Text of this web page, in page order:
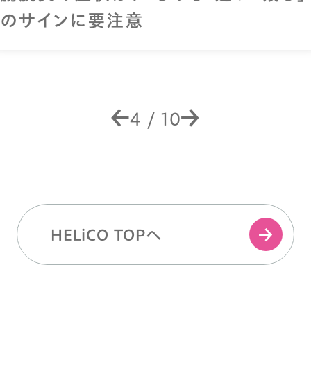
のサインに要注意
4 / 10
HELiCO TOPへ